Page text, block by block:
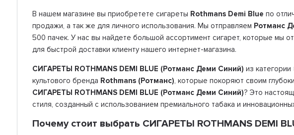
В нашем магазине вы приобретете сигареты Rothmans Demi Blue по
продажи, а так же для личного использования. Мы отправляем Ротманс
500 пачек. У нас вы найдете большой ассортимент сигарет, которые мы
для быстрой доставки клиенту нашего интернет-магазина.
СИГАРЕТЫ ROTHMANS DEMI BLUE (Ротманс Деми Синий) из
культового бренда Rothmans (Ротманс), которые покоряют своим
СИГАРЕТЫ ROTHMANS DEMI BLUE (Ротманс Деми Синий)? Это
стиля, созданный с использованием премиального табака и
Почему стоит выбрать СИГАРЕТЫ ROTHMANS DEMI